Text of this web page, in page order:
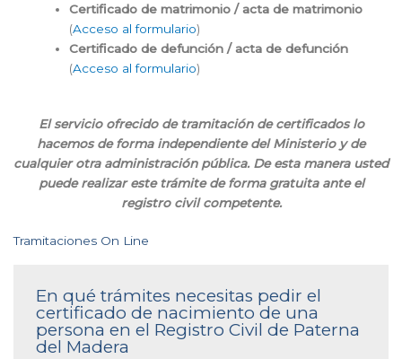
Certificado de matrimonio / acta de matrimonio
(Acceso al formulario)
Certificado de defunción / acta de defunción
(Acceso al formulario)
El servicio ofrecido de tramitación de certificados lo
hacemos de forma independiente del Ministerio y de
cualquier otra administración pública. De esta manera usted
puede realizar este trámite de forma gratuita ante el
registro civil competente.
Tramitaciones On Line
En qué trámites necesitas pedir el
certificado de nacimiento de una
persona en el Registro Civil de Paterna
del Madera